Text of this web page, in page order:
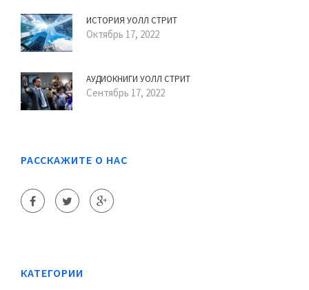
ИСТОРИЯ УОЛЛ СТРИТ
Октябрь 17, 2022
АУДИОКНИГИ УОЛЛ СТРИТ
Сентябрь 17, 2022
РАССКАЖИТЕ О НАС
КАТЕГОРИИ